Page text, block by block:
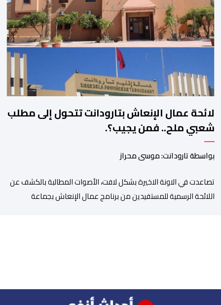
فيها الأحزاب السياسية، إلى ادراج 10 التزامات ضمن برامجها الانتخابية
المنتظرة، في إطار تعاقد سياسي مع المناطق الجبلية والانتقال من
الوعود الانتخابية إلى التزامات عملية […]
لائحة عمال الإنعاش بتارودانت تتحول إلى مطلب
شعبي ملح.. فمن يجيب؟.
بواسطة تارودانت: موسى محراز
تصاعدت في الاونة الاخيرة بشكل لافت، الأصوات المطالبة بالكشف عن
اللائحة الرسمية للمستفيدين من برنامج عمال الإنعاش بجماعة